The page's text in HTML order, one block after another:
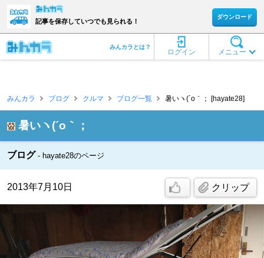
記事を保存していつでも見られる！
ダウンロード
メニュー
ログイン
みんカラとは？
みんカラ ブログ クルマ ブログ一覧 暑いヽ(´o｀； [hayate28]
暑いヽ(´o｀；
ブログ hayate28のページ
2013年7月10日 クリップ